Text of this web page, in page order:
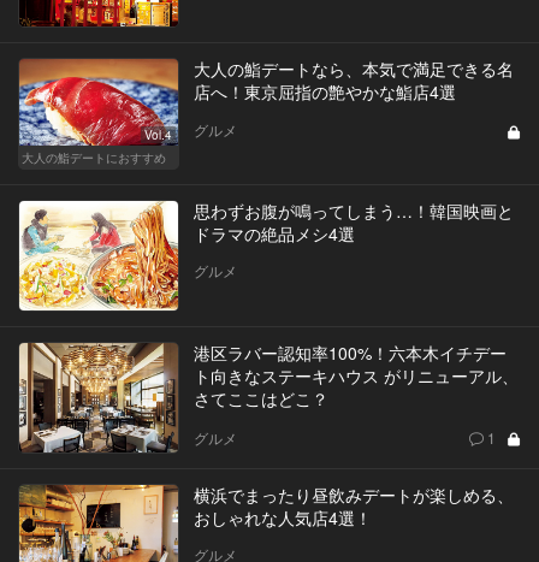
Vol.4
大人の鮨デートにおすすめ
大人の鮨デートなら、本気で満足できる名
店へ！東京屈指の艶やかな鮨店4選
グルメ
思わずお腹が鳴ってしまう…！韓国映画と
ドラマの絶品メシ4選
グルメ
港区ラバー認知率100%！六本木イチデー
ト向きなステーキハウス がリニューアル、
さてここはどこ？
グルメ 1
横浜でまったり昼飲みデートが楽しめる、
おしゃれな人気店4選！
グルメ